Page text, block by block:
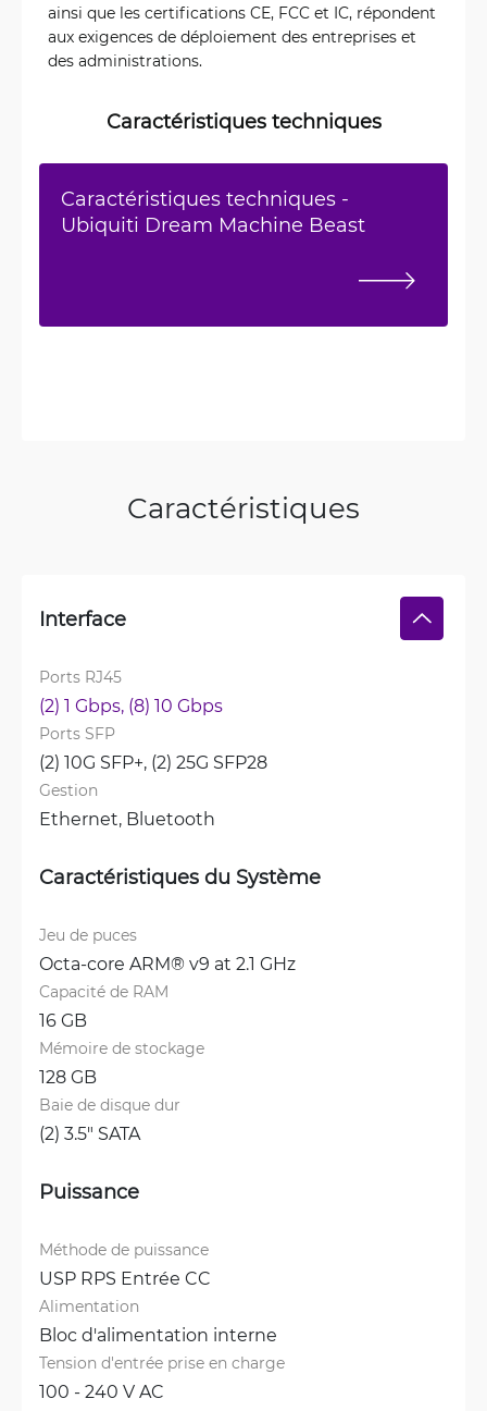
ainsi que les certifications CE, FCC et IC, répondent
aux exigences de déploiement des entreprises et
des administrations.
Caractéristiques techniques
Caractéristiques techniques -
Ubiquiti Dream Machine Beast
Caractéristiques
Interface
Ports RJ45
(2) 1 Gbps, (8) 10 Gbps
Ports SFP
(2) 10G SFP+, (2) 25G SFP28
Gestion
Ethernet, Bluetooth
Caractéristiques du Système
Jeu de puces
Octa-core ARM® v9 at 2.1 GHz
Capacité de RAM
16 GB
Mémoire de stockage
128 GB
Baie de disque dur
(2) 3.5" SATA
Puissance
Méthode de puissance
USP RPS Entrée CC
Alimentation
Bloc d'alimentation interne
Tension d'entrée prise en charge
100 - 240 V AC